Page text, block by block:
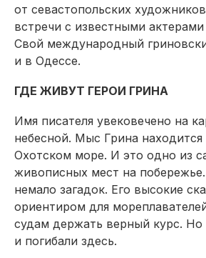
от севастопольских
встречи с известными
Свой международный
и в Одессе.
ГДЕ ЖИВУТ ГЕРОИ ГРИНА
Имя писателя увековечено на
небесной. Мыс Грина находится
Охотском море. И это одно из
живописных мест на
немало загадок. Его высокие
ориентиром для
судам держать верный курс. Но
и погибали здесь.